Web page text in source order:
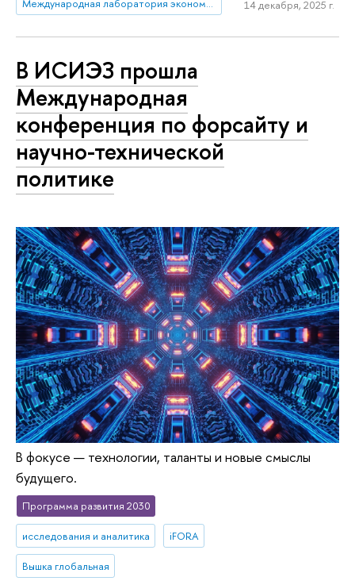
Международная лаборатория экономики нематериальных активов (Пермь) 14 декабря, 2025 г.
В ИСИЭЗ прошла
Международная
конференция по форсайту и
научно-технической
политике
В фокусе — технологии, таланты и новые смыслы
будущего.
Программа развития 2030
исследования и аналитика iFORA
Вышка глобальная